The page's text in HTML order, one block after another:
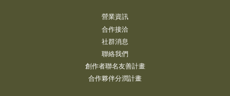
營業資訊
合作接洽
社群消息
聯絡我們
創作者聯名友善計畫
合作夥伴分潤計畫